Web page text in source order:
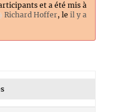
et a été mis à
Richard Hoffer, le il y a